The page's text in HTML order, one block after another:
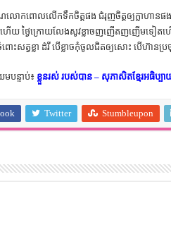
លោក​ពោល​លើក​ទឹក​ចិត្ត​ផង ជំរុញ​ចិត្ត​ឲ្យ​ក្លាហាន​ផង
ហើយ ថ្ងៃ​ក្រោយ​លែង​សូវ​ខ្លាច​ញញើត​ញញើម​ទៀត​ហ
ោះ​សត្វ​ខ្លា ដំរី បើ​ខ្លាច​កុំ​ចូល​ជិត​ឲ្យ​សោះ បើ​ហ៊ាន​ប្
បន្ទាប់៖ ខ្លួនរស់ របស់បាន – សុភាសិតខ្មែរអធិប្បា
Twitter Stumbleupon